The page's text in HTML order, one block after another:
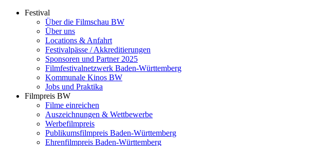
Festival
Über die Filmschau BW
Über uns
Locations & Anfahrt
Festivalpässe / Akkreditierungen
Sponsoren und Partner 2025
Filmfestivalnetzwerk ­Baden-Württemberg
Kommunale Kinos BW
Jobs und Praktika
Filmpreis BW
Filme einreichen
Auszeichnungen & Wettbewerbe
Werbefilmpreis
Publikumsfilmpreis Baden-Württemberg
Ehrenfilmpreis Baden-Württemberg